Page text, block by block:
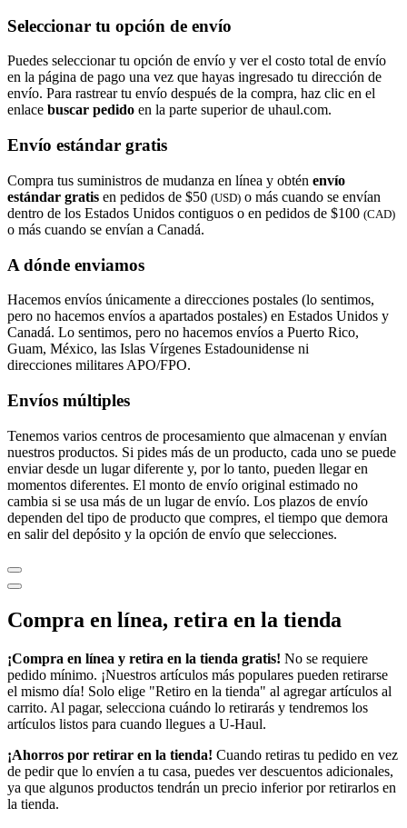
Seleccionar tu opción de envío
Puedes seleccionar tu opción de envío y ver el costo total de envío
en la página de pago una vez que hayas ingresado tu dirección de
envío. Para rastrear tu envío después de la compra, haz clic en el
enlace buscar pedido​​​​​​​ en la parte superior de uhaul.com.
Envío estándar gratis
Compra tus suministros de mudanza en línea y obtén envío
estándar gratis en pedidos de $50 (USD) o más cuando se envían
dentro de los Estados Unidos contiguos o en pedidos de $100 (CAD)
o más cuando se envían a Canadá.
A dónde enviamos
Hacemos envíos únicamente a direcciones postales (lo sentimos,
pero no hacemos envíos a apartados postales) en Estados Unidos y
Canadá. Lo sentimos, pero no hacemos envíos a Puerto Rico,
Guam, México, las Islas Vírgenes Estadounidense ni
direcciones militares APO/FPO.
Envíos múltiples
Tenemos varios centros de procesamiento que almacenan y envían
nuestros productos. Si pides más de un producto, cada uno se puede
enviar desde un lugar diferente y, por lo tanto, pueden llegar en
momentos diferentes. El monto de envío original estimado no
cambia si se usa más de un lugar de envío. Los plazos de envío
dependen del tipo de producto que compres, el tiempo que demora
en salir del depósito y la opción de envío que selecciones.
Compra en línea, retira en la tienda
¡Compra en línea y retira en la tienda gratis! No se requiere
pedido mínimo. ¡Nuestros artículos más populares pueden retirarse
el mismo día! Solo elige "Retiro en la tienda" al agregar artículos al
carrito. Al pagar, selecciona cuándo lo retirarás y tendremos los
artículos listos para cuando llegues a U-Haul.
¡Ahorros por retirar en la tienda! Cuando retiras tu pedido en vez
de pedir que lo envíen a tu casa, puedes ver descuentos adicionales,
ya que algunos productos tendrán un precio inferior por retirarlos en
la tienda.